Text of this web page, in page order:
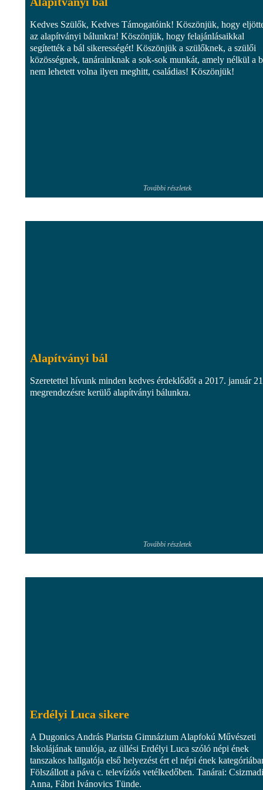
Kedves Szülők, Kedves Támogatóink! Köszönjük, hogy
az alapítványi bálunkra! Köszönjük, hogy felajánlásaikkal
segítették a bál sikerességét! Köszönjük a szülőknek, a szülői
közösségnek, tanárainknak a sok-sok munkát, amely nélkül a
nem lehetett volna ilyen meghitt, családias! Köszönjük!
További részletek
Alapítványi bál
Szeretettel hívunk minden kedves érdeklődőt a 2017. január
megrendezésre kerülő alapítványi bálunkra.
További részletek
Erdélyi Luca sikere
A Dugonics András Piarista Gimnázium Alapfokú Művészeti
Iskolájának tanulója, az üllési Erdélyi Luca szóló népi ének
tanszakos hallgatója első helyezést ért el népi ének
Fölszállott a páva c. televíziós vetélkedőben. Tanárai:
Anna, Fábri Ivánovics Tünde.